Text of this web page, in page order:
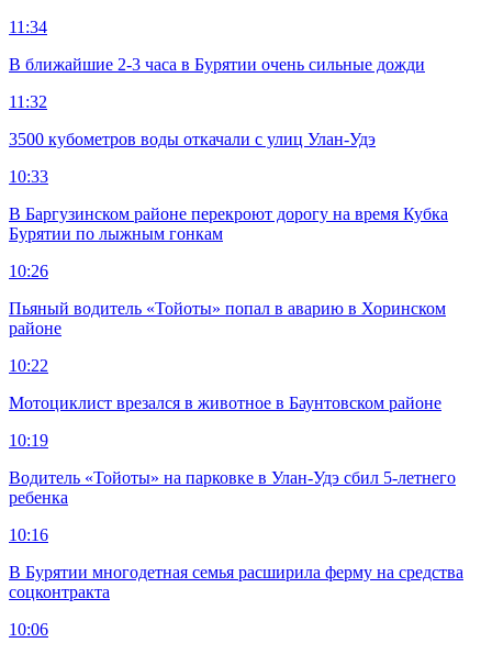
11:34
В ближайшие 2-3 часа в Бурятии очень сильные дожди
11:32
3500 кубометров воды откачали с улиц Улан-Удэ
10:33
В Баргузинском районе перекроют дорогу на время Кубка
Бурятии по лыжным гонкам
10:26
Пьяный водитель «Тойоты» попал в аварию в Хоринском
районе
10:22
Мотоциклист врезался в животное в Баунтовском районе
10:19
Водитель «Тойоты» на парковке в Улан-Удэ сбил 5-летнего
ребенка
10:16
В Бурятии многодетная семья расширила ферму на средства
соцконтракта
10:06